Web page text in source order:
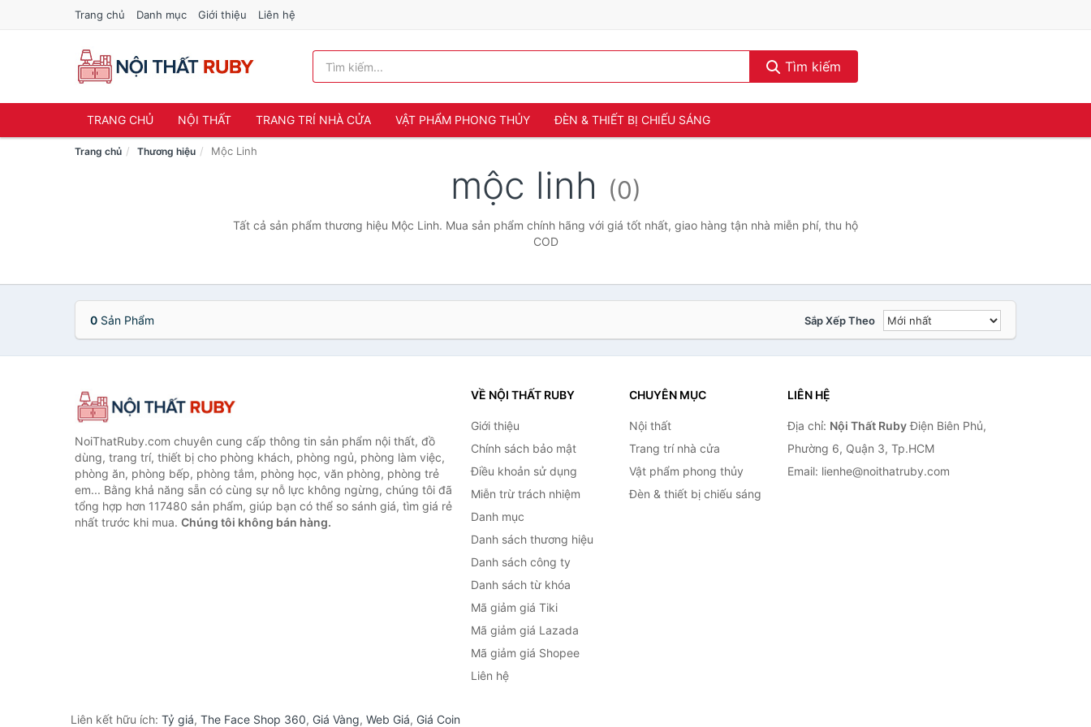
Trang chủ Danh mục Giới thiệu Liên hệ
Tìm kiếm
TRANG CHỦ NỘI THẤT TRANG TRÍ NHÀ CỬA VẬT PHẨM PHONG THỦY ĐÈN & THIẾT BỊ CHIẾU SÁNG
Trang chủ Thương hiệu Mộc Linh
mộc linh (0)
Tất cả sản phẩm thương hiệu Mộc Linh. Mua sản phẩm chính hãng với giá tốt nhất, giao hàng tận nhà miễn phí, thu hộ
COD
0 Sản Phẩm Sắp Xếp Theo
NoiThatRuby.com chuyên cung cấp thông tin sản phẩm nội thất, đồ
dùng, trang trí, thiết bị cho phòng khách, phòng ngủ, phòng làm việc,
phòng ăn, phòng bếp, phòng tắm, phòng học, văn phòng, phòng trẻ
em... Bằng khả năng sẵn có cùng sự nỗ lực không ngừng, chúng tôi đã
tổng hợp hơn 117480 sản phẩm, giúp bạn có thể so sánh giá, tìm giá rẻ
nhất trước khi mua. Chúng tôi không bán hàng.
VỀ NỘI THẤT RUBY
Giới thiệu
Chính sách bảo mật
Điều khoản sử dụng
Miễn trừ trách nhiệm
Danh mục
Danh sách thương hiệu
Danh sách công ty
Danh sách từ khóa
Mã giảm giá Tiki
Mã giảm giá Lazada
Mã giảm giá Shopee
Liên hệ
CHUYÊN MỤC
Nội thất
Trang trí nhà cửa
Vật phẩm phong thủy
Đèn & thiết bị chiếu sáng
LIÊN HỆ
Địa chỉ: Nội Thất RubyĐiện Biên Phủ,
Phường 6, Quận 3, Tp.HCM
Email: lienhe@noithatruby.com
Liên kết hữu ích: Tỷ giá, The Face Shop 360, Giá Vàng, Web Giá, Giá Coin